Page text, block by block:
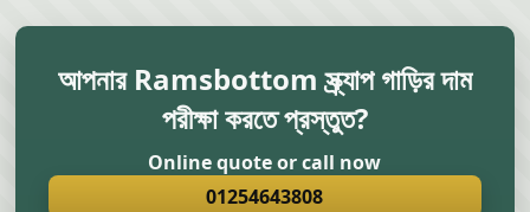
আপনার Ramsbottom স্ক্র্যাপ গাড়ির দাম
পরীক্ষা করতে প্রস্তুত?
Online quote or call now
01254643808